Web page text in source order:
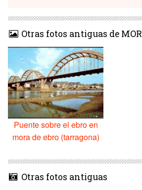
Otras fotos antiguas de
Puente sobre el ebro en
mora de ebro (tarragona)
Otras fotos antiguas